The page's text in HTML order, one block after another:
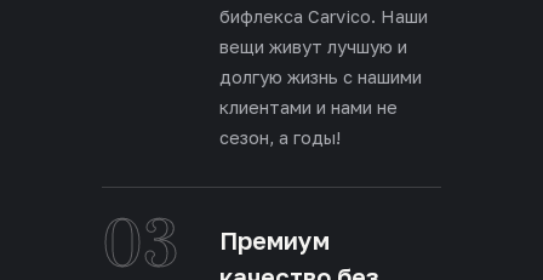
бифлекса Carvico. Наши
вещи живут лучшую и
долгую жизнь с нашими
клиентами и нами не
сезон, а годы!
03
Премиум